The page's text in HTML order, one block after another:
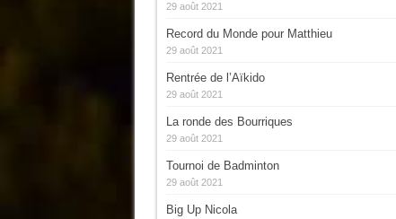
29 août 2021
Record du Monde pour Matthieu
29 août 2021
Rentrée de l’Aïkido
29 août 2021
La ronde des Bourriques
29 août 2021
Tournoi de Badminton
29 août 2021
Big Up Nicola